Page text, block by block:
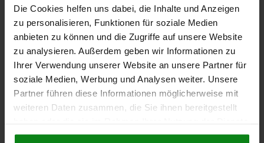
Die Cookies helfen uns dabei, die Inhalte und Anzeigen
zu personalisieren, Funktionen für soziale Medien
anbieten zu können und die Zugriffe auf unsere Website
zu analysieren. Außerdem geben wir Informationen zu
Ihrer Verwendung unserer Website an unsere Partner für
soziale Medien, Werbung und Analysen weiter. Unsere
Partner führen diese Informationen möglicherweise mit
weiteren Daten zusammen, die Sie ihnen bereitgestellt
gesammelt haben.Cookie Richtlinien
Référence: 05600-05-011
18,49 CHF
hors TVA
hors frais d’envoi
DÉTAILS
05600-05